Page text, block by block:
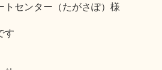
トセンター（たがさぽ）様
す